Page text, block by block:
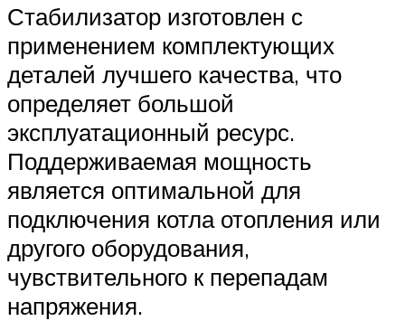
Стабилизатор изготовлен с
применением комплектующих
деталей лучшего качества, что
определяет большой
эксплуатационный ресурс.
Поддерживаемая мощность
является оптимальной для
подключения котла отопления или
другого оборудования,
чувствительного к перепадам
напряжения.